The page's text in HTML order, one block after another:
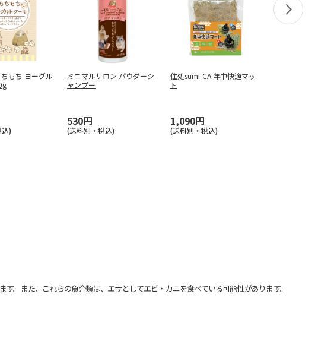
もち ヨーグル
)
ミニマルサロン パウダーシ
ャンプー
530円
(送料別・税込)
住処sumi-CA 年中快適マッ
ト
1,090円
(送料別・税込)
。また、これらの魚介類は、エサとしてエビ・カニを食べている可能性があります。